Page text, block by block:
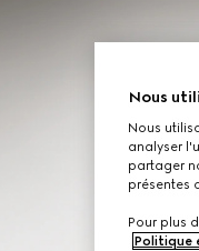
Nous
Nous
analyser
partager
présentes
Pour plus
Politique